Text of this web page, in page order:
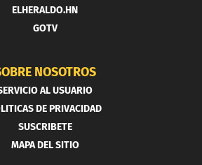
ELHERALDO.HN
GOTV
NOSOTROS
AL USUARIO
DE PRIVACIDAD
SUSCRIBETE
MAPA DEL SITIO